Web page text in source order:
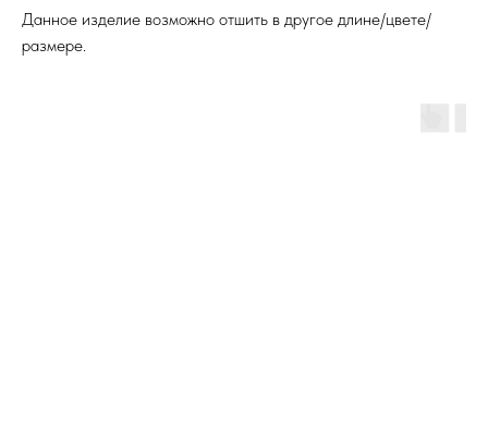
Данное изделие возможно отшить в другое длине/цвете/
размере.